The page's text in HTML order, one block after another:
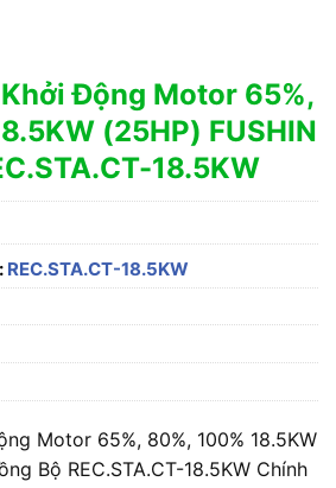
Động Motor 65%,
(25HP) FUSHIN
18.5KW
REC.STA.CT-18.5KW
Motor 65%, 80%, 100% 18.5KW
Bộ REC.STA.CT-18.5KW Chính